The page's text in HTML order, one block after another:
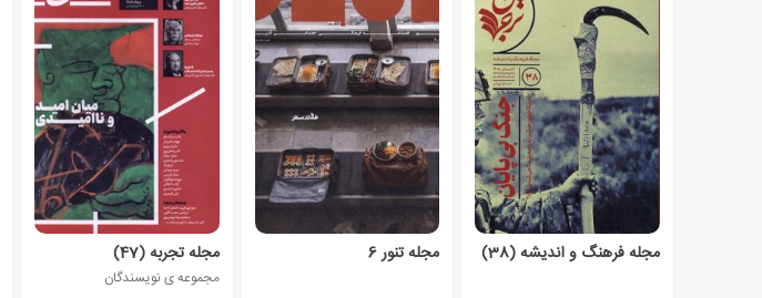
مجله فرهنگ و اندیشه (38) مجله تنور 6 مجله تجربه (47)
مجموعه ی نویسندگان